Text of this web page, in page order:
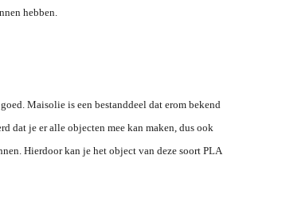
hebben.
Maisolie is een bestanddeel dat erom bekend
dat je er alle objecten mee kan maken, dus ook
Hierdoor kan je het object van deze soort PLA